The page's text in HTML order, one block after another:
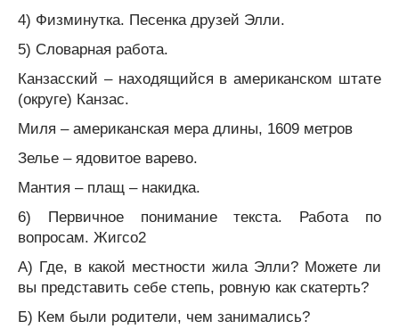
4) Физминутка. Песенка друзей Элли.
5) Словарная работа.
Канзасский – находящийся в американском штате
(округе) Канзас.
Миля – американская мера длины, 1609 метров
Зелье – ядовитое варево.
Мантия – плащ – накидка.
6) Первичное понимание текста. Работа по
вопросам. Жигсо2
А) Где, в какой местности жила Элли? Можете ли
вы представить себе степь, ровную как скатерть?
Б) Кем были родители, чем занимались?